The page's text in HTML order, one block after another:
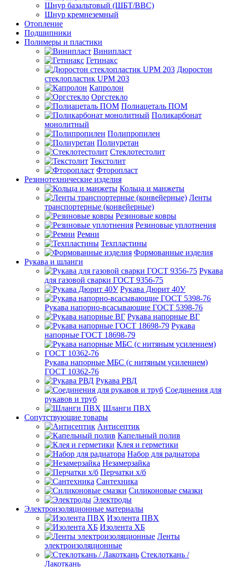
Шнур базальтовый (ШБТ/ВВС)
Шнур кремнеземный
Отопление
Подшипники
Полимеры и пластики
Винипласт
Гетинакс
Дюростон
стеклопластик UPM 203
Капролон
Оргстекло
Полиацеталь ПОМ
Поликарбонат
монолитный
Полипропилен
Полиуретан
Стеклотестолит
Текстолит
Фторопласт
Резинотехнические изделия
Кольца и манжеты
Ленты
транспортерные (конвейерные)
Резиновые ковры
Резиновые уплотнения
Ремни
Техпластины
Формованные изделия
Рукава и шланги
Рукава
для газовой сварки ГОСТ 9356-75
Рукава Дюрит 40У
Рукава напорно-всасывающие ГОСТ 5398-76
Рукава напорные ВГ
Рукава
напорные ГОСТ 18698-79
Рукава напорные МБС (с нитяным усилением)
ГОСТ 10362-76
Рукава РВД
Соединения для
рукавов и труб
Шланги ПВХ
Сопутствующие товары
Антисептик
Капельный полив
Клея и герметики
Набор для радиатора
Незамерзайка
Перчатки х/б
Сантехника
Силиконовые смазки
Электроды
Электроизоляционные материалы
Изолента ПВХ
Изолента ХБ
Ленты
электроизоляционные
Стеклоткань /
Лакоткань